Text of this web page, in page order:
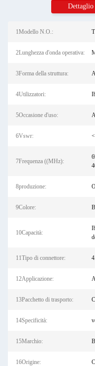
Dettaglio
1Modello N.O.:
2Lunghezza d'onda operativa:
3Forma della struttura:
4Utilizzatori:
5Occasione d'uso:
6Vswr:
7Frequenza ((MHz):
8produzione:
9Colore:
10Capacità:
11Tipo di connettore:
12Applicazione:
13Pacchetto di trasporto:
14Specificità:
15Marchio:
16Origine: